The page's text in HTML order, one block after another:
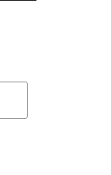
減らす
の数量を